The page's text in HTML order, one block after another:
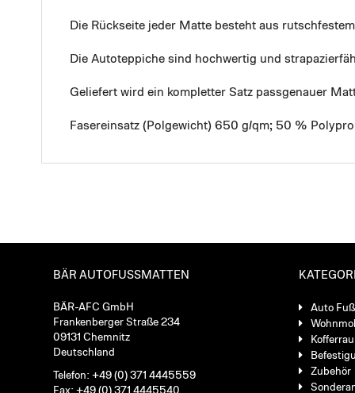
Die Rückseite jeder Matte besteht aus
Die Autoteppiche sind hochwertig und
Geliefert wird ein kompletter Satz passgenauer
Fasereinsatz (Polgewicht) 650 g/qm; 50 %
BÄR AUTOFUSSMATTEN
BÄR-AFC GmbH
Frankenberger Straße 234
09131 Chemnitz
Deutschland
Telefon: +49 (0) 371 4445559
Fax: +49 (0) 371 4445540
Auto
Zubehör